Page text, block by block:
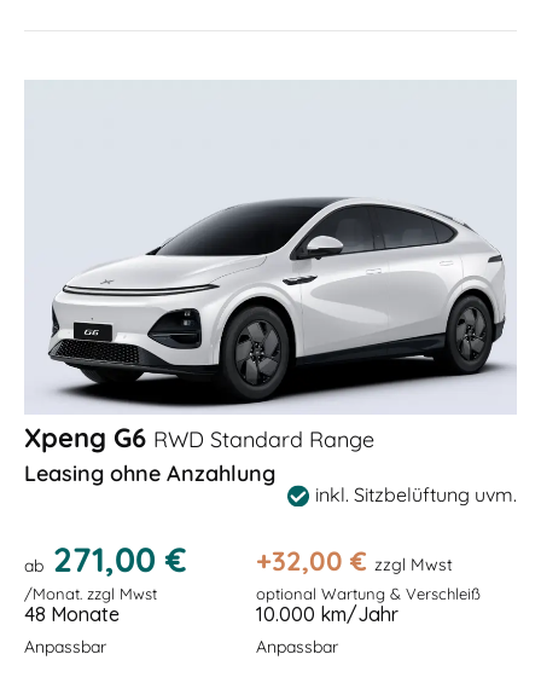
Xpeng G6 RWD Standard Range
Leasing ohne Anzahlung
inkl. Sitzbelüftung uvm.
ab 271,00 €
/Monat. zzgl Mwst
+32,00 € zzgl Mwst
optional Wartung & Verschleiß
48 Monate
Anpassbar
10.000 km/Jahr
Anpassbar